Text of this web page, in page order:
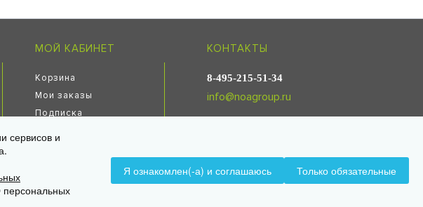
МОЙ КАБИНЕТ
Корзина
Мои заказы
Подписка
КОНТАКТЫ
8-495-215-51-34
info@noagroup.ru
сервисов и
персональных
Я ознакомлен(-а) и соглашаюсь Только обязательные